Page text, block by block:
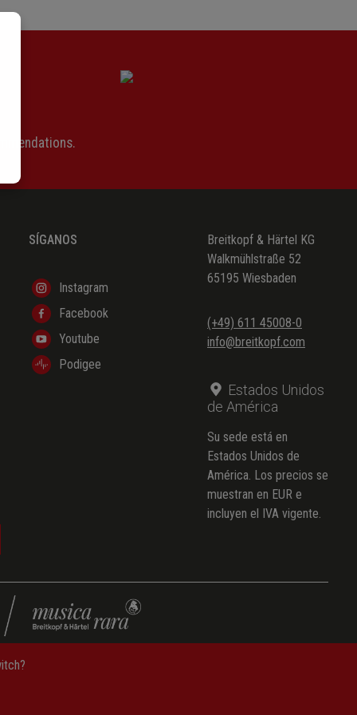
(Joseph von Eichendorff)
(Ludwig Uhland)
(Serbisch/Siegfried Kapper)
(Johann Peter Hebel)
SÍGANOS
Instagram
Facebook
Youtube
Podigee
Breitkopf & Härtel KG
Walkmühlstraße 52
65195 Wiesbaden
(+49) 611 45008-0
info@breitkopf.com
Estados Unidos
de América
Su sede está en
Estados Unidos de
América. Los precios se
muestran en EUR e
incluyen el IVA vigente.